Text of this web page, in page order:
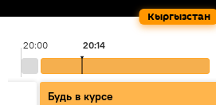
Кыргызстан
20:00 20:14
Будь в курсе